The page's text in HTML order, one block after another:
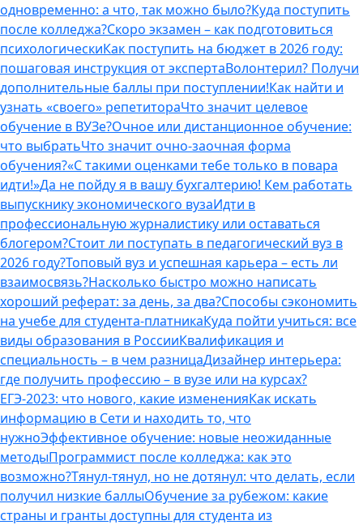
одновременно: а что, так можно было?Куда поступить
после колледжа?Скоро экзамен – как подготовиться
психологическиКак поступить на бюджет в 2026 году:
пошаговая инструкция от экспертаВолонтерил? Получи
дополнительные баллы при поступлении!Как найти и
узнать «своего» репетитораЧто значит целевое
обучение в ВУЗе?Очное или дистанционное обучение:
что выбратьЧто значит очно-заочная форма
обучения?«С такими оценками тебе только в повара
идти!»Да не пойду я в вашу бухгалтерию! Кем работать
выпускнику экономического вузаИдти в
профессиональную журналистику или оставаться
блогером?Стоит ли поступать в педагогический вуз в
2026 году?Топовый вуз и успешная карьера – есть ли
взаимосвязь?Насколько быстро можно написать
хороший реферат: за день, за два?Способы сэкономить
на учебе для студента-платникаКуда пойти учиться: все
виды образования в РоссииКвалификация и
специальность – в чем разницаДизайнер интерьера:
где получить профессию – в вузе или на курсах?
ЕГЭ-2023: что нового, какие измененияКак искать
информацию в Сети и находить то, что
нужноЭффективное обучение: новые неожиданные
методыПрограммист после колледжа: как это
возможно?Тянул-тянул, но не дотянул: что делать, если
получил низкие баллыОбучение за рубежом: какие
страны и гранты доступны для студента из